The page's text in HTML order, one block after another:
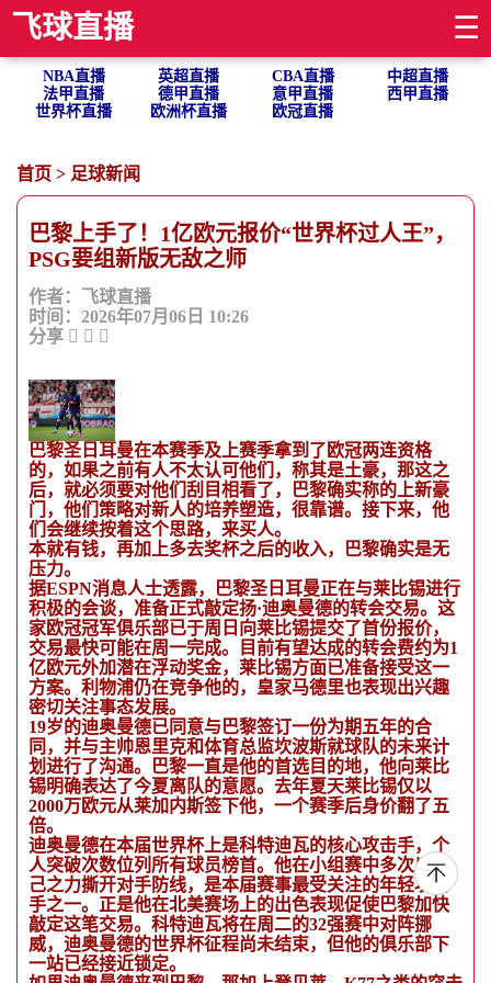
飞球直播 ☰
NBA直播 英超直播 CBA直播
中超直播
法甲直播
德甲直播 意甲直播
西甲直播
世界杯直播
欧洲杯直播 欧冠直播
首页 > 足球新闻
巴黎上手了！1亿欧元报价“世界杯过人王”，
PSG要组新版无敌之师
作者：飞球直播
时间：2026年07月06日 10:26
分享
巴黎圣日耳曼在本赛季及上赛季拿到了欧冠两连资格
的，如果之前有人不太认可他们，称其是土豪，那这之
后，就必须要对他们刮目相看了，巴黎确实称的上新豪
门，他们策略对新人的培养塑造，很靠谱。接下来，他
们会继续按着这个思路，来买人。
本就有钱，再加上多去奖杯之后的收入，巴黎确实是无
压力。
据ESPN消息人士透露，巴黎圣日耳曼正在与莱比锡进行
积极的会谈，准备正式敲定扬·迪奥曼德的转会交易。这
家欧冠冠军俱乐部已于周日向莱比锡提交了首份报价，
交易最快可能在周一完成。目前有望达成的转会费约为1
亿欧元外加潜在浮动奖金，莱比锡方面已准备接受这一
方案。利物浦仍在竞争他的，皇家马德里也表现出兴趣
密切关注事态发展。
19岁的迪奥曼德已同意与巴黎签订一份为期五年的合
同，并与主帅恩里克和体育总监坎波斯就球队的未来计
划进行了沟通。巴黎一直是他的首选目的地，他向莱比
锡明确表达了今夏离队的意愿。去年夏天莱比锡仅以
2000万欧元从莱加内斯签下他，一个赛季后身价翻了五
倍。
迪奥曼德在本届世界杯上是科特迪瓦的核心攻击手，个
人突破次数位列所有球员榜首。他在小组赛中多次以一
己之力撕开对手防线，是本届赛事最受关注的年轻攻击
手之一。正是他在北美赛场上的出色表现促使巴黎加快
敲定这笔交易。科特迪瓦将在周二的32强赛中对阵挪
威，迪奥曼德的世界杯征程尚未结束，但他的俱乐部下
一站已经接近锁定。